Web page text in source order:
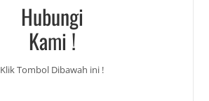
Hubungi
Kami !
Klik Tombol Dibawah ini !